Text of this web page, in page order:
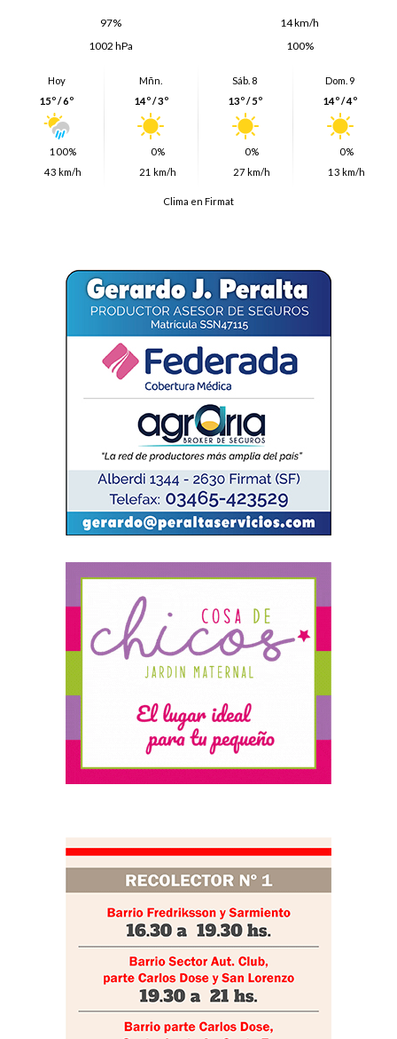
97%
14 km/h
1002 hPa
100%
Hoy
15º / 6º
100%
43 km/h
Mñn.
14º / 3º
0%
21 km/h
Sáb. 8
13º / 5º
0%
27 km/h
Dom. 9
14º / 4º
0%
13 km/h
Clima en Firmat